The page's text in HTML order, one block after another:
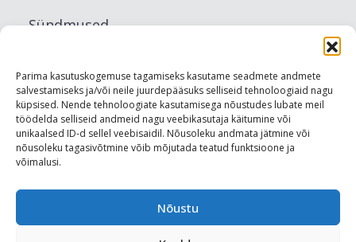
Parima kasutuskogemuse tagamiseks kasutame seadmete andmete
salvestamiseks ja/või neile juurdepääsuks selliseid tehnoloogiaid nagu
küpsised. Nende tehnoloogiate kasutamisega nõustudes lubate meil
töödelda selliseid andmeid nagu veebikasutaja käitumine või
unikaalsed ID-d sellel veebisaidil. Nõusoleku andmata jätmine või
nõusoleku tagasivõtmine võib mõjutada teatud funktsioone ja
võimalusi.
Nõustu
Sündmused
Maitseelamused
Vaatamisväärsused
Visit Tallinn
Turismiprofessionaalile